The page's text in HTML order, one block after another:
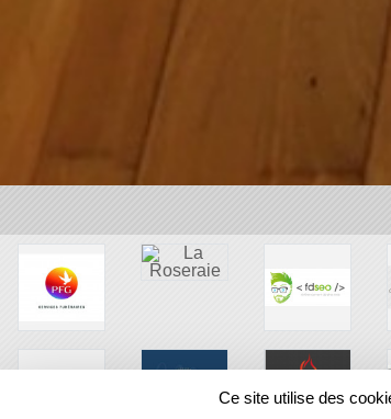
Ce site utilise des